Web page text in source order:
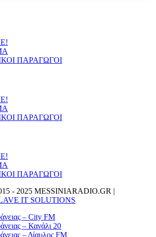
ΠΑΡΑΓΩΓΟΙ
ΠΑΡΑΓΩΓΟΙ
ΠΑΡΑΓΩΓΟΙ
- 2025 MESSINIARADIO.GR |
IT SOLUTIONS
– City FM
– Κανάλι 20
– Δίαυλος FM